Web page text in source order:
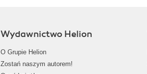
Wydawnictwo Helion
O Grupie Helion
Zostań naszym autorem!